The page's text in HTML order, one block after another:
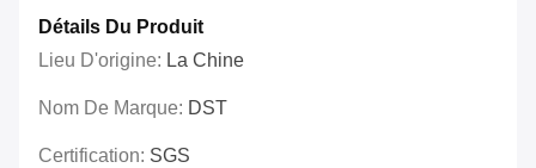
Détails Du Produit
Lieu D'origine: La Chine
Nom De Marque: DST
Certification: SGS